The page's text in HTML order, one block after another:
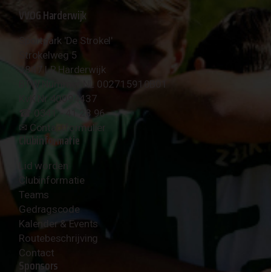
VVOG Harderwijk
Sportpark 'De Strokel'
Strokelweg 5
3847 LR Harderwijk
BTW Nummer NL 002715910B01
KvK Nr 40094437
☎︎ 0341 - 41 28 96
✉︎ Contactformulier
Clubinformatie
Lid worden
Clubinformatie
Teams
Gedragscode
Kalender & Events
Routebeschrijving
Contact
Sponsors